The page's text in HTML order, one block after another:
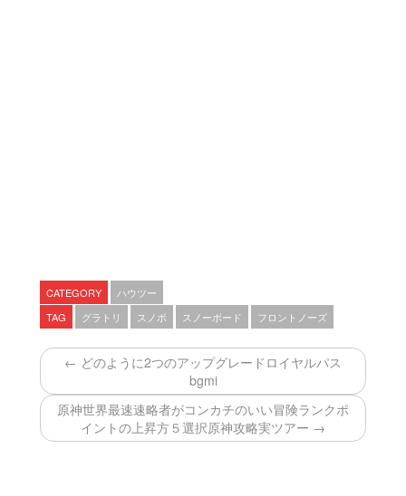
CATEGORY
ハウツー
TAG
グラトリ スノボ スノーボード フロントノーズ
← どのように2つのアップグレードロイヤルパス
bgmi
原神世界最速速略者がコンカチのいい冒険ランクポ
イントの上昇方５選択原神攻略実ツアー →